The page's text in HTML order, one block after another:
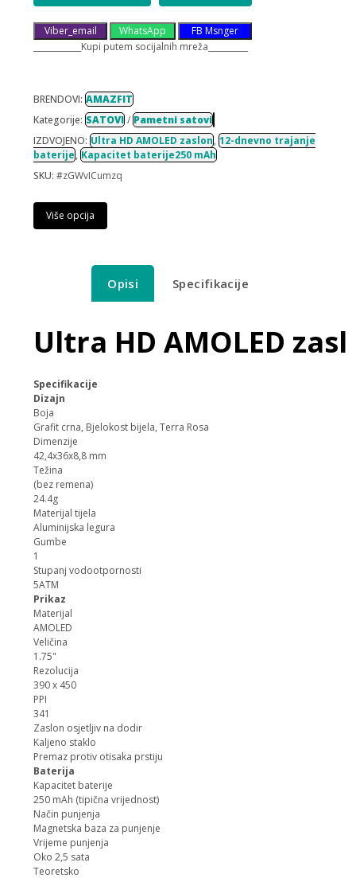
Viber_email WhatsApp
FB Msnger
____________Kupi putem socijalnih mreža__________
BRENDOVI: AMAZFIT
Kategorije: SATOVI / Pametni satovi
IZDVOJENO: Ultra HD AMOLED zaslon, 12-dnevno trajanje
baterije, Kapacitet baterije250 mAh
SKU: #zGWvICumzq
Više opcija
Opisi Specifikacije
Ultra HD AMOLED
Specifikacije
Dizajn
Boja
Grafit crna, Bjelokost bijela, Terra Rosa
Dimenzije
42,4x36x8,8 mm
Težina
(bez remena)
24.4g
Materijal tijela
Aluminijska legura
Gumbe
1
Stupanj vodootpornosti
5ATM
Prikaz
Materijal
AMOLED
Veličina
1.75"
Rezolucija
390 x 450
PPI
341
Zaslon osjetljiv na dodir
Kaljeno staklo
Premaz protiv otisaka prstiju
Baterija
Kapacitet baterije
250 mAh (tipična vrijednost)
Način punjenja
Magnetska baza za punjenje
Vrijeme punjenja
Oko 2,5 sata
Teoretsko